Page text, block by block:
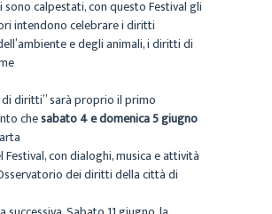
calpestati, con questo Festival gli
intendono celebrare i diritti
e degli animali, i diritti di
di diritti” sarà proprio il primo
chesabato 4 e domenica 5 giugno
con dialoghi, musica e attività
dei diritti della città di